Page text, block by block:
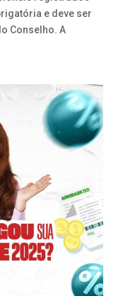
e deve ser
Conselho. A